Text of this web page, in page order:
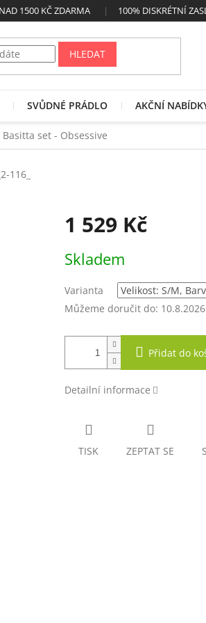
1500 KČ ZDARMA 100% DISKRÉTNÍ
HLEDAT
SVŮDNÉ PRÁDLO AKČNÍ
set - Obsessive
116_
1 529 Kč
cena:
Skladem
Varianta
Můžeme doručit do: 10.8.2026
Přidat do
Detailní informace
TISK ZEPTAT SE